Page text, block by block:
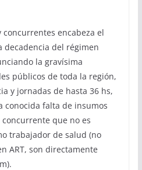
encabeza el
del régimen
la gravísima
públicos de toda la región,
y jornadas de hasta 36 hs,
conocida falta de insumos
que no es
trabajador de salud (no
ART, son directamente